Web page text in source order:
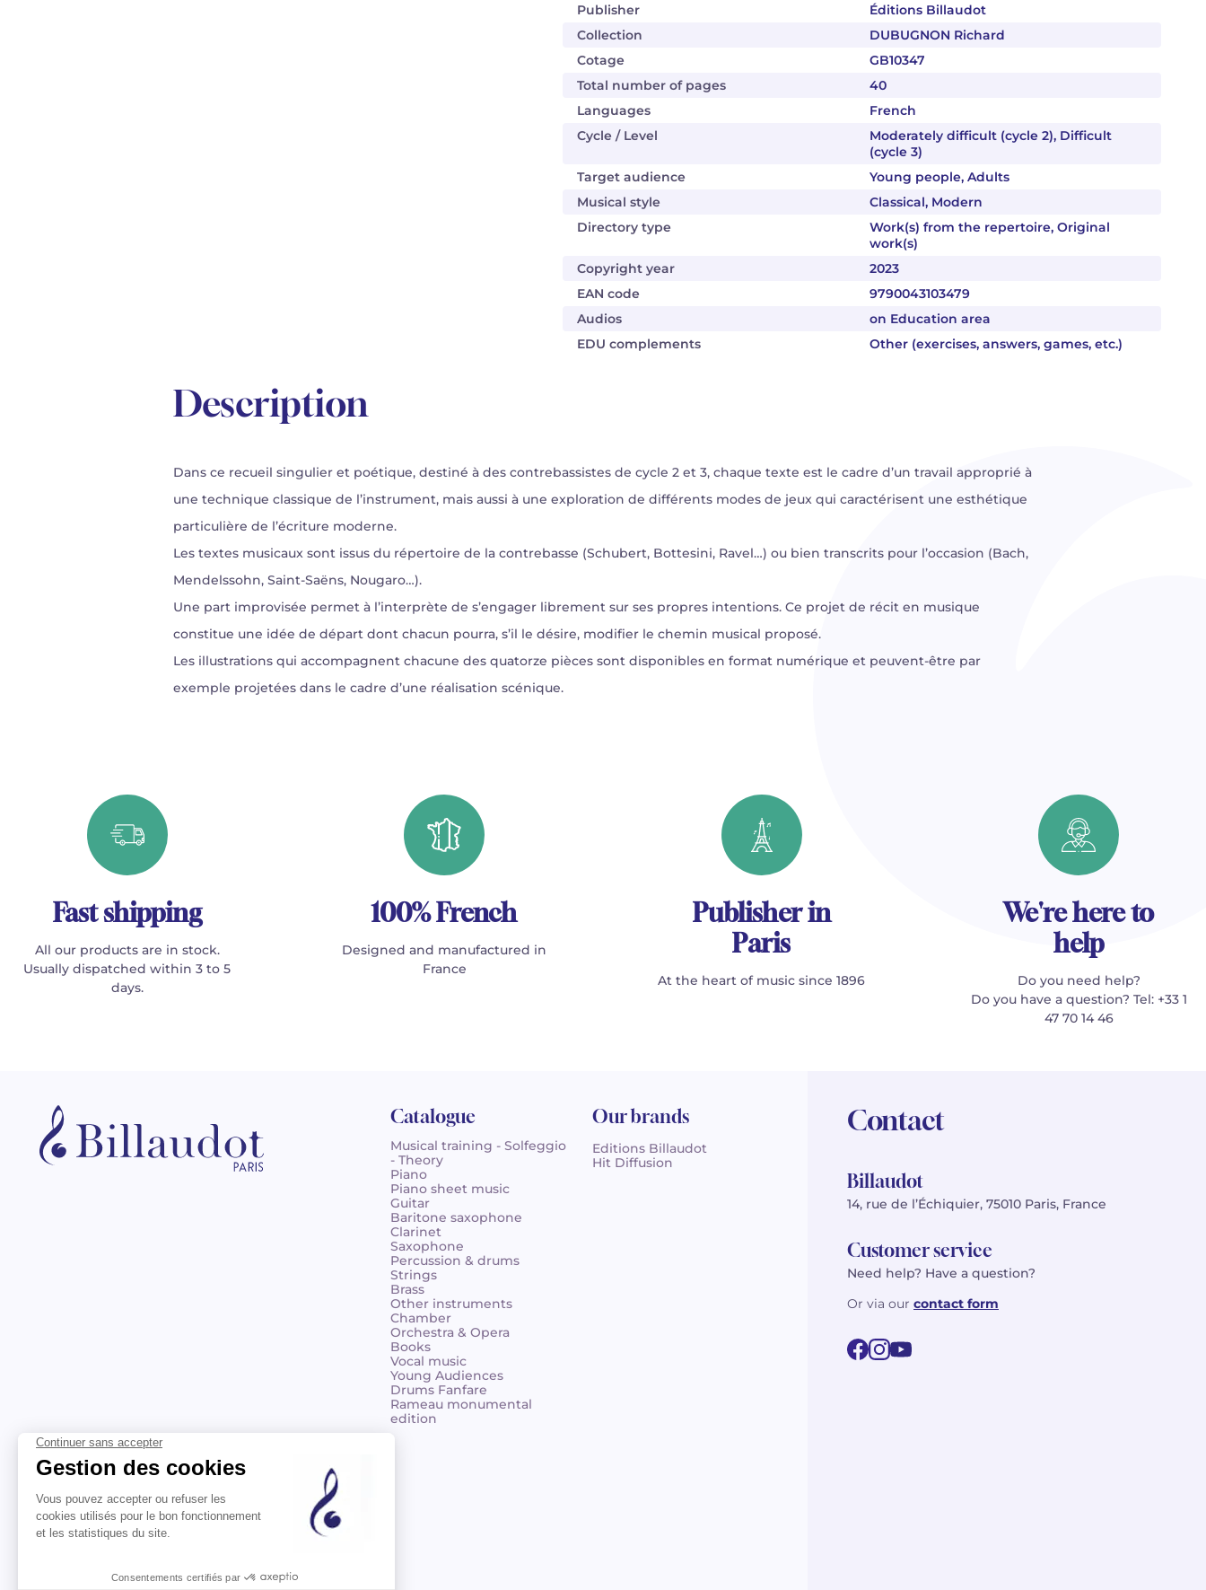
Publisher
Éditions Billaudot
Collection
DUBUGNON Richard
Cotage
GB10347
Total number of pages
40
Languages
French
Cycle / Level
Moderately difficult (cycle 2), Difficult
(cycle 3)
Target audience
Young people, Adults
Musical style
Classical, Modern
Directory type
Work(s) from the repertoire, Original
work(s)
Copyright year
2023
EAN code
9790043103479
Audios
on Education area
EDU complements
Other (exercises, answers, games, etc.)
Description
Dans ce recueil singulier et poétique, destiné à des contrebassistes de cycle 2 et 3, chaque texte est le cadre d’un travail approprié à
une technique classique de l’instrument, mais aussi à une exploration de différents modes de jeux qui caractérisent une esthétique
particulière de l’écriture moderne.
Les textes musicaux sont issus du répertoire de la contrebasse (Schubert, Bottesini, Ravel…) ou bien transcrits pour l’occasion (Bach,
Mendelssohn, Saint-Saëns, Nougaro…).
Une part improvisée permet à l’interprète de s’engager librement sur ses propres intentions. Ce projet de récit en musique
constitue une idée de départ dont chacun pourra, s’il le désire, modifier le chemin musical proposé.
Les illustrations qui accompagnent chacune des quatorze pièces sont disponibles en format numérique et peuvent-être par
exemple projetées dans le cadre d’une réalisation scénique.
Fast shipping
All our products are in stock.
Usually dispatched within 3 to 5
days.
100% French
Designed and manufactured in
France
Publisher in
Paris
At the heart of music since 1896
We're here to
help
Do you need help?
Do you have a question? Tel: +33 1
47 70 14 46
Catalogue
Musical training - Solfeggio
- Theory
Piano
Piano sheet music
Guitar
Baritone saxophone
Clarinet
Saxophone
Percussion & drums
Strings
Brass
Other instruments
Chamber
Orchestra & Opera
Books
Vocal music
Young Audiences
Drums Fanfare
Rameau monumental
edition
Our brands
Editions Billaudot
Hit Diffusion
Contact
Billaudot
14, rue de l’Échiquier, 75010 Paris, France
Customer service
Need help? Have a question?
Or via our contact form